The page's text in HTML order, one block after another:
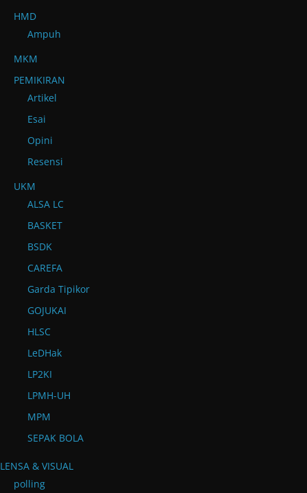
HMD
Ampuh
MKM
PEMIKIRAN
Artikel
Esai
Opini
Resensi
UKM
ALSA LC
BASKET
BSDK
CAREFA
Garda Tipikor
GOJUKAI
HLSC
LeDHak
LP2KI
LPMH-UH
MPM
SEPAK BOLA
LENSA & VISUAL
polling